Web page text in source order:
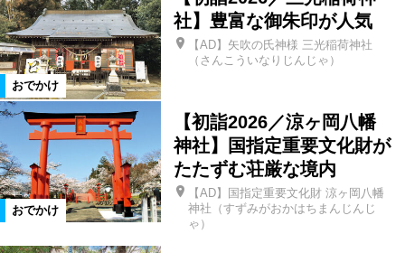
カフェ ランチ アート
博物館 美術館
遠出 ドライブ 家族・子連れ
スキー・スノボ デート 道の駅
おでかけ
社】豊富な御朱印が人気
【AD】矢吹の氏神様 三光稲荷神社
（さんこういなりじんじゃ）
おでかけ
【初詣2026／涼ヶ岡八幡
神社】国指定重要文化財が
たたずむ荘厳な境内
【AD】国指定重要文化財 涼ヶ岡八幡
神社（すずみがおかはちまんじんじ
ゃ）